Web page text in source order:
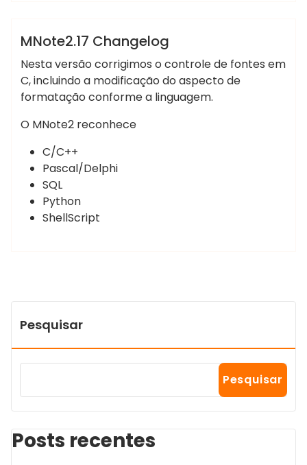
Sem categoria
MNote2.17 Changelog
Nesta versão corrigimos o controle de fontes em
C, incluindo a modificação do aspecto de
formatação conforme a linguagem.
O MNote2 reconhece
C/C++
Pascal/Delphi
SQL
Python
ShellScript
Pesquisar
Pesquisar
Posts recentes